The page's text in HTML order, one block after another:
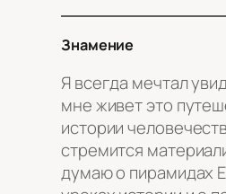
Знамение
Я всегда мечтал
мне живет это
истории
стремится
думаю о пирамидах